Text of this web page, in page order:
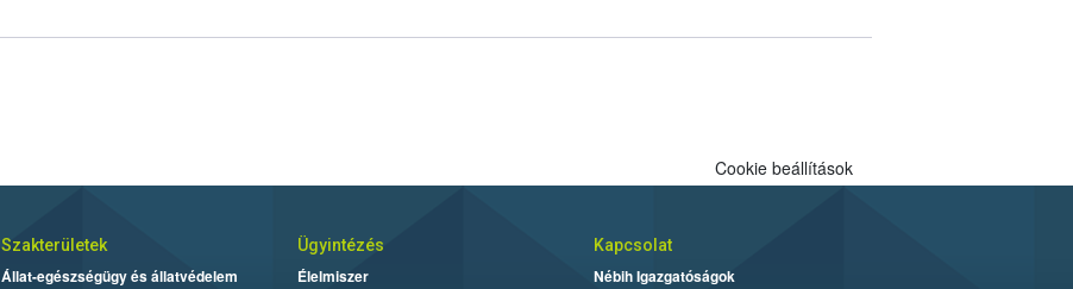
Cookie beállítások
Szakterületek
Állat-egészségügy és állatvédelem
Ügyintézés
Élelmiszer
Kapcsolat
Nébih Igazgatóságok